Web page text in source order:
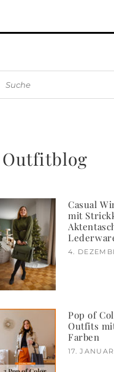
Suche
Outfitblog
Casual
mit
4.
Pop of
Outfits
Farben
17.